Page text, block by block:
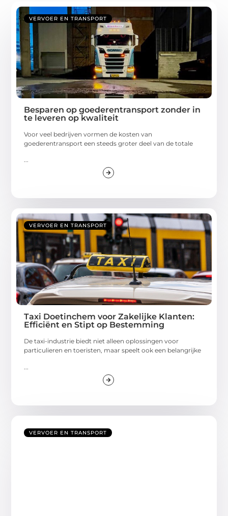
VERVOER EN TRANSPORT
Besparen op goederentransport zonder in
te leveren op kwaliteit
Voor veel bedrijven vormen de kosten van
goederentransport een steeds groter deel van de totale
...
VERVOER EN TRANSPORT
Taxi Doetinchem voor Zakelijke Klanten:
Efficiënt en Stipt op Bestemming
De taxi-industrie biedt niet alleen oplossingen voor
particulieren en toeristen, maar speelt ook een belangrijke
VERVOER EN TRANSPORT